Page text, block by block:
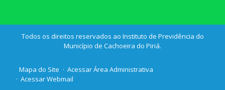
Todos os direitos reservados ao Instituto de Previdência do
Município de Cachoeira do Piriá.
Mapa do Site
Acessar Área Administrativa
Acessar Webmail